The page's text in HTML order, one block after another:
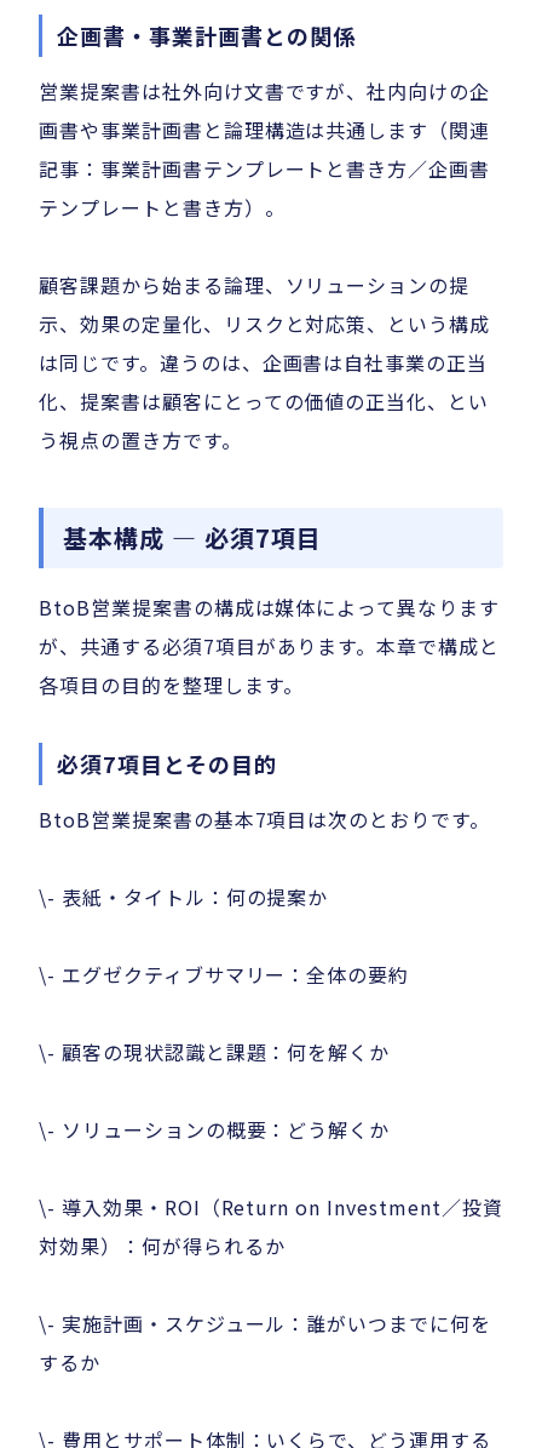
企画書・事業計画書との関係
営業提案書は社外向け文書ですが、社内向けの企
画書や事業計画書と論理構造は共通します（関連
記事：事業計画書テンプレートと書き方／企画書
テンプレートと書き方）。
顧客課題から始まる論理、ソリューションの提
示、効果の定量化、リスクと対応策、という構成
は同じです。違うのは、企画書は自社事業の正当
化、提案書は顧客にとっての価値の正当化、とい
う視点の置き方です。
基本構成 — 必須7項目
BtoB営業提案書の構成は媒体によって異なります
が、共通する必須7項目があります。本章で構成と
各項目の目的を整理します。
必須7項目とその目的
BtoB営業提案書の基本7項目は次のとおりです。
\- 表紙・タイトル：何の提案か
\- エグゼクティブサマリー：全体の要約
\- 顧客の現状認識と課題：何を解くか
\- ソリューションの概要：どう解くか
\- 導入効果・ROI（Return on Investment／投資
対効果）：何が得られるか
\- 実施計画・スケジュール：誰がいつまでに何を
するか
\- 費用とサポート体制：いくらで、どう運用する